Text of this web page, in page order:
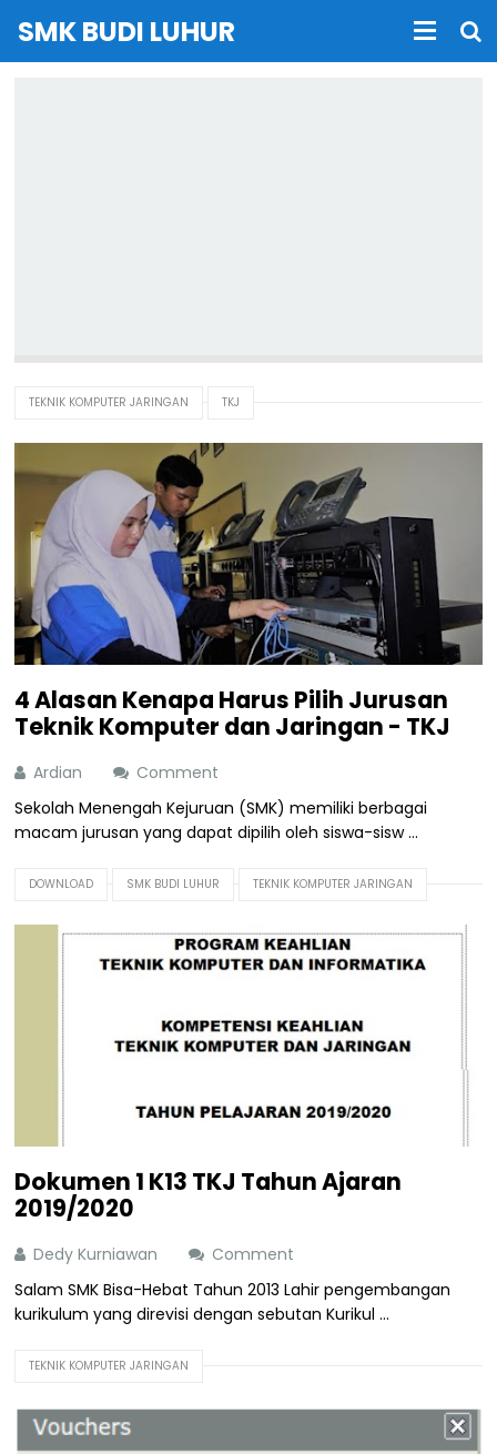
SMK BUDI LUHUR
TEKNIK KOMPUTER JARINGAN TKJ
4 Alasan Kenapa Harus Pilih Jurusan
Teknik Komputer dan Jaringan - TKJ
Ardian
Comment
Sekolah Menengah Kejuruan (SMK) memiliki berbagai
macam jurusan yang dapat dipilih oleh siswa-sisw ...
DOWNLOAD SMK BUDI LUHUR TEKNIK KOMPUTER JARINGAN
Dokumen 1 K13 TKJ Tahun Ajaran
2019/2020
Dedy Kurniawan
Comment
Salam SMK Bisa-Hebat Tahun 2013 Lahir pengembangan
kurikulum yang direvisi dengan sebutan Kurikul ...
TEKNIK KOMPUTER JARINGAN